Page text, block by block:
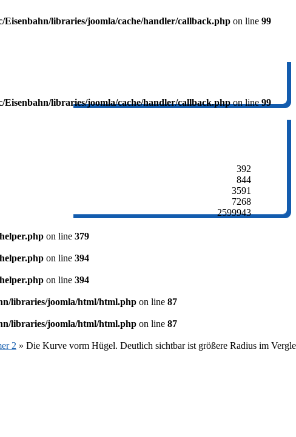
Eisenbahn/libraries/joomla/cache/handler/callback.php on line 99
Eisenbahn/libraries/joomla/cache/handler/callback.phpon line99
392
844
3591
7268
2599943
on line 379
on line 394
on line 394
libraries/joomla/html/html.php on line 87
libraries/joomla/html/html.php on line 87
2 » Die Kurve vorm Hügel. Deutlich sichtbar ist größere Radius im